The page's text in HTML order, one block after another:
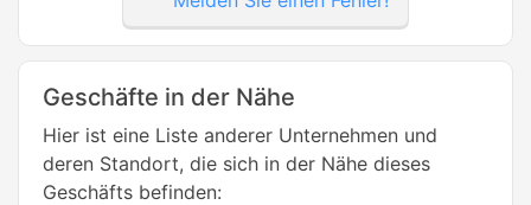
Geschäfte in der Nähe
Hier ist eine Liste anderer Unternehmen und
deren Standort, die sich in der Nähe dieses
Geschäfts befinden: